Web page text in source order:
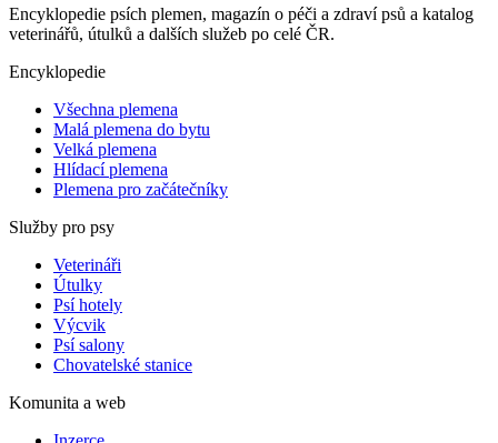
Encyklopedie psích plemen, magazín o péči a zdraví psů a katalog
veterinářů, útulků a dalších služeb po celé ČR.
Encyklopedie
Všechna plemena
Malá plemena do bytu
Velká plemena
Hlídací plemena
Plemena pro začátečníky
Služby pro psy
Veterináři
Útulky
Psí hotely
Výcvik
Psí salony
Chovatelské stanice
Komunita a web